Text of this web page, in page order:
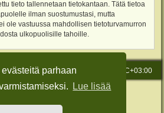
parhaan
Lue lisää
tieto tallennetaan tietokantaan. Tätä tietoa
ilman suostumustasi, mutta
ole vastuussa mahdollisen tietoturvamurron
ulkopuolisille tahoille.
Kaikki ajat ovat UTC+03:00
Ylläpidolle
phpBB® Forum Software © phpBB Limited